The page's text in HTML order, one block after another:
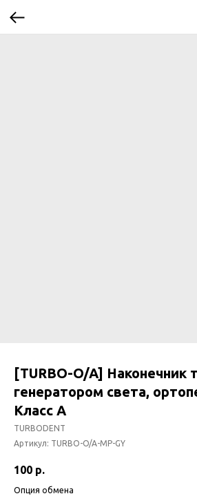
[TURBO-O/A] Наконечник
генератором света,
Класс А
TURBODENT
Артикул: TURBO-O/A-MP-GY
100 р.
Опция обмена